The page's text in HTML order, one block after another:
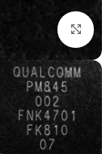
بزرگنمایی تصویر